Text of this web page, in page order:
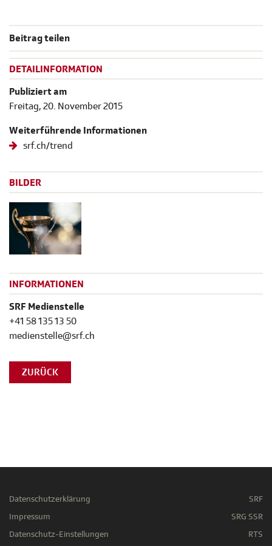
Beitrag teilen
DETAILINFORMATION
Publiziert am
Freitag, 20. November 2015
Weiterführende Informationen
srf.ch/trend
BILDER
INFORMATIONEN
SRF Medienstelle
+41 58 135 13 50
medienstelle@srf.ch
ZURÜCK
Datenschutzerklärung
Impressum
Datenschutz-Einstellungen
SRF
SRG SSR
RTS